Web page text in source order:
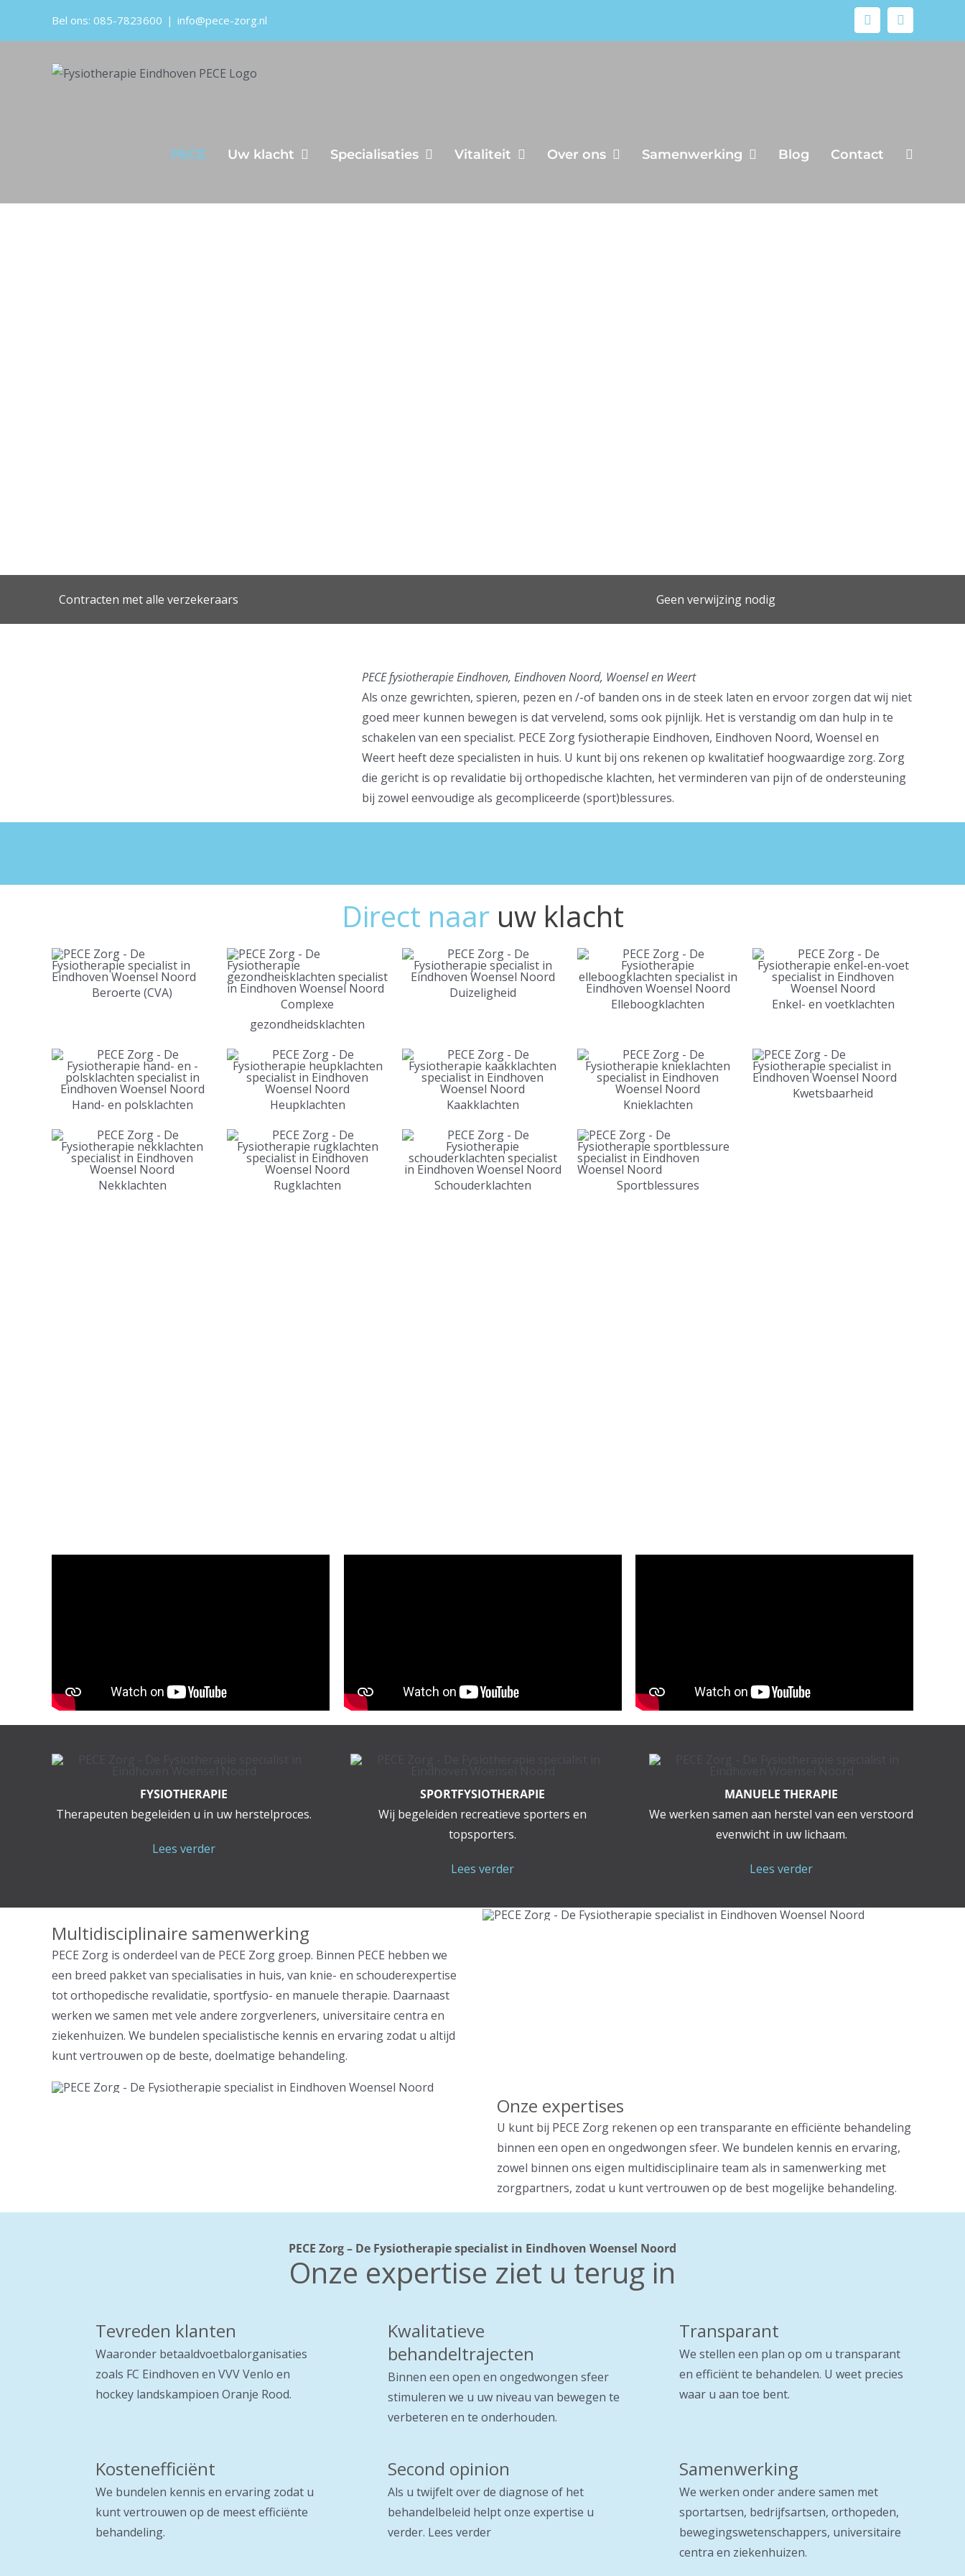
Bel ons: 085-7823600 | info@pece-zorg.nl FacebookInstagram
PECE Uw klacht Specialisaties Vitaliteit Over ons Samenwerking Blog Contact
Contracten met alle verzekeraars Geen verwijzing nodig
PECE fysiotherapie Eindhoven, Eindhoven Noord, Woensel en Weert
Als onze gewrichten, spieren, pezen en /-of banden ons in de steek laten en ervoor zorgen dat wij niet
goed meer kunnen bewegen is dat vervelend, soms ook pijnlijk. Het is verstandig om dan hulp in te
schakelen van een specialist. PECE Zorg fysiotherapie Eindhoven, Eindhoven Noord, Woensel en
Weert heeft deze specialisten in huis. U kunt bij ons rekenen op kwalitatief hoogwaardige zorg. Zorg
die gericht is op revalidatie bij orthopedische klachten, het verminderen van pijn of de ondersteuning
bij zowel eenvoudige als gecompliceerde (sport)blessures.
Direct naaruw klacht
Beroerte (CVA)
Complexe
gezondheidsklachten
Duizeligheid
Elleboogklachten Enkel- en voetklachten
Hand- en polsklachten Heupklachten Kaakklachten Knieklachten
Kwetsbaarheid
Nekklachten Rugklachten Schouderklachten Sportblessures
FYSIOTHERAPIE
Therapeuten begeleiden u in uw herstelproces.
Lees verder
SPORTFYSIOTHERAPIE
Wij begeleiden recreatieve sporters en
topsporters.
Lees verder
MANUELE THERAPIE
We werken samen aan herstel van een verstoord
evenwicht in uw lichaam.
Lees verder
Multidisciplinaire samenwerking
PECE Zorg is onderdeel van de PECE Zorg groep. Binnen PECE hebben we
een breed pakket van specialisaties in huis, van knie- en schouderexpertise
tot orthopedische revalidatie, sportfysio- en manuele therapie. Daarnaast
werken we samen met vele andere zorgverleners, universitaire centra en
ziekenhuizen. We bundelen specialistische kennis en ervaring zodat u altijd
kunt vertrouwen op de beste, doelmatige behandeling.
Onze expertises
U kunt bij PECE Zorg rekenen op een transparante en efficiënte behandeling
binnen een open en ongedwongen sfeer. We bundelen kennis en ervaring,
zowel binnen ons eigen multidisciplinaire team als in samenwerking met
zorgpartners, zodat u kunt vertrouwen op de best mogelijke behandeling.
PECE Zorg – De Fysiotherapie specialist in Eindhoven Woensel Noord
Onze expertise ziet u terug in
Tevreden klanten
Waaronder betaaldvoetbalorganisaties
zoals FC Eindhoven en VVV Venlo en
hockey landskampioen Oranje Rood.
Kwalitatieve
behandeltrajecten
Binnen een open en ongedwongen sfeer
stimuleren we u uw niveau van bewegen te
verbeteren en te onderhouden.
Transparant
We stellen een plan op om u transparant
en efficiënt te behandelen. U weet precies
waar u aan toe bent.
Kostenefficiënt
We bundelen kennis en ervaring zodat u
kunt vertrouwen op de meest efficiënte
behandeling.
Second opinion
Als u twijfelt over de diagnose of het
behandelbeleid helpt onze expertise u
verder. Lees verder
Samenwerking
We werken onder andere samen met
sportartsen, bedrijfsartsen, orthopeden,
bewegingswetenschappers, universitaire
centra en ziekenhuizen.